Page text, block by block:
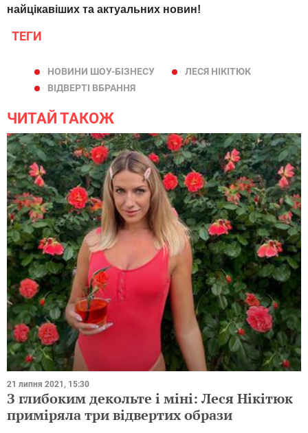
найцікавіших та актуальних новин!
ТЕГИ
НОВИНИ ШОУ-БІЗНЕСУ
ЛЕСЯ НІКІТЮК
ВІДВЕРТІ ВБРАННЯ
ЧИТАЙ ТАКОЖ
21 липня 2021, 15:30
З глибоким декольте і міні: Леся Нікітюк
приміряла три відвертих образи